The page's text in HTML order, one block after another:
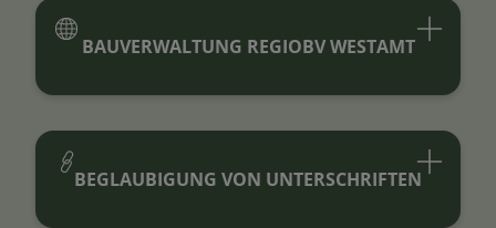
BAUVERWALTUNG REGIOBV WESTAMT
BEGLAUBIGUNG VON UNTERSCHRIFTEN